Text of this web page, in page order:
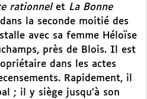
rationnel et La Bonne
la seconde moitié des
avec sa femme Héloïse
près de Blois. Il est
dans les actes
Rapidement, il
; il y siège jusqu’à son